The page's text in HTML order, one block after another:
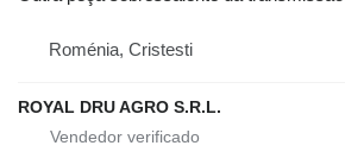
Roménia, Cristesti
ROYAL DRU AGRO S.R.L.